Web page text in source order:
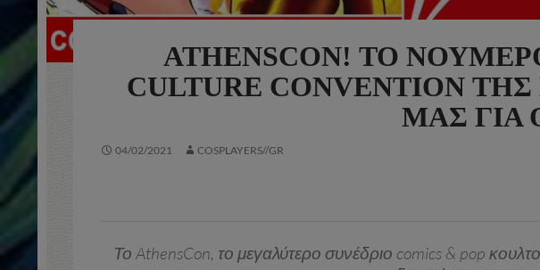
ATHENSCON! ΤΟ
CULTURE CONVENTION
ΜΑΣ ΓΙΑ
04/02/2021 COSPLAYERS//GR
Το AthensCon, το μεγαλύτερο συνέδριο comics & pop